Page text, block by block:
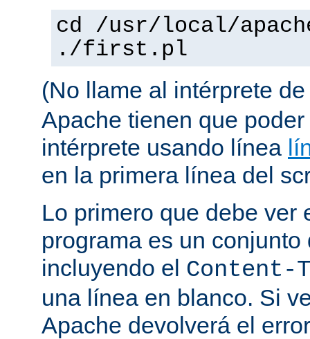
cd /usr/local/
./first.pl
(No llame al intérprete
Apache tienen que
intérprete usando línea
en la primera línea del
Lo primero que debe ver
programa es un
incluyendo el Content-
una línea en blanco. Si
Apache devolverá el